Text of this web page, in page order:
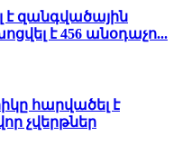
է զանգվածային
է 456 անօդաչո...
հարվածել է
չվերթներ